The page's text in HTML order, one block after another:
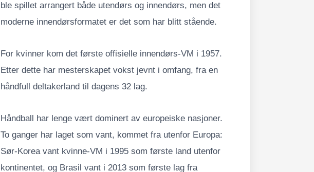
ble spillet arrangert både utendørs og innendørs, men det
moderne innendørsformatet er det som har blitt stående.
For kvinner kom det første offisielle innendørs-VM i 1957.
Etter dette har mesterskapet vokst jevnt i omfang, fra en
håndfull deltakerland til dagens 32 lag.
Håndball har lenge vært dominert av europeiske nasjoner.
To ganger har laget som vant, kommet fra utenfor Europa:
Sør-Korea vant kvinne-VM i 1995 som første land utenfor
kontinentet, og Brasil vant i 2013 som første lag fra